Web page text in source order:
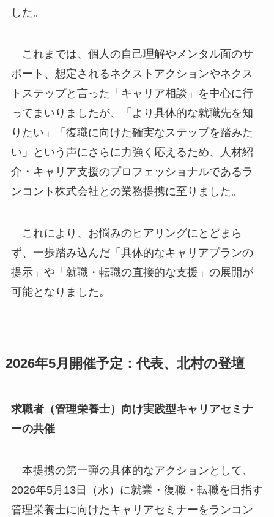
した。
これまでは、個人の自己理解やメンタル面のサ
ポート、想定されるネクストアクションやネクス
トステップと言った「キャリア相談」を中心に行
ってまいりましたが、「より具体的な就職先を知
りたい」「復職に向けた確実なステップを踏みた
い」という声にさらに力強く応えるため、人材紹
介・キャリア支援のプロフェッショナルであるラ
ンコント株式会社との業務提携に至りました。
これにより、お悩みのヒアリングにとどまら
ず、一歩踏み込んだ「具体的なキャリアプランの
提示」や「就職・転職の直接的な支援」の展開が
可能となりました。
2026年5月開催予定：代表、北村の登壇
求職者（管理栄養士）向け実践型キャリアセミナ
ーの共催
本提携の第一弾の具体的なアクションとして、
2026年5月13日（水）に就業・復職・転職を目指す
管理栄養士に向けたキャリアセミナーをランコン